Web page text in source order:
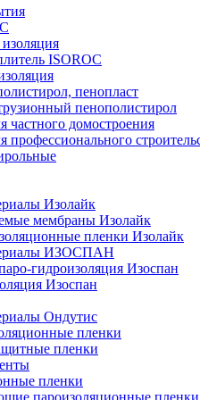
ISOROC
пенопласт
пенополистирол
частного домостроения
профессионального
Изолайк
мембраны Изолайк
пленки Изолайк
ИЗОСПАН
гидроизоляция Изоспан
Изоспан
Ондутис
пленки
пленки
пленки
пароизоляционные пленки